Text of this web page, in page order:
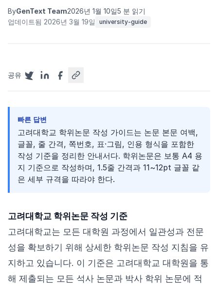
ByGenText Team2026년 1월 10일5 분 읽기
업데이트됨 2026년 3월 19일
university-guide
공유
빠른 답변
고려대학교 학위논문 작성 가이드는 논문 본문 여백,
글꼴, 줄 간격, 쪽번호, 표·그림, 인용 형식을 포함한
작성 기준을 정리한 안내서다. 학위논문은 보통 A4 용
지 기준으로 작성하며, 1.5줄 간격과 11~12pt 글꼴 같
은 세부 규격을 따라야 한다.
고려대학교 학위논문 작성 기준
고려대학교는 모든 대학원 과정에서 일관성과 전문
성을 확보하기 위해 상세한 학위논문 작성 지침을 유
지하고 있습니다. 이 기준은 고려대학교 대학원을 통
해 제출되는 모든 석사 논문과 박사 학위 논문에 적